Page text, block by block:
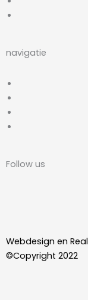
navigatie
Follow us
i
n
n
s
Webdesign en
©Copyright 2022